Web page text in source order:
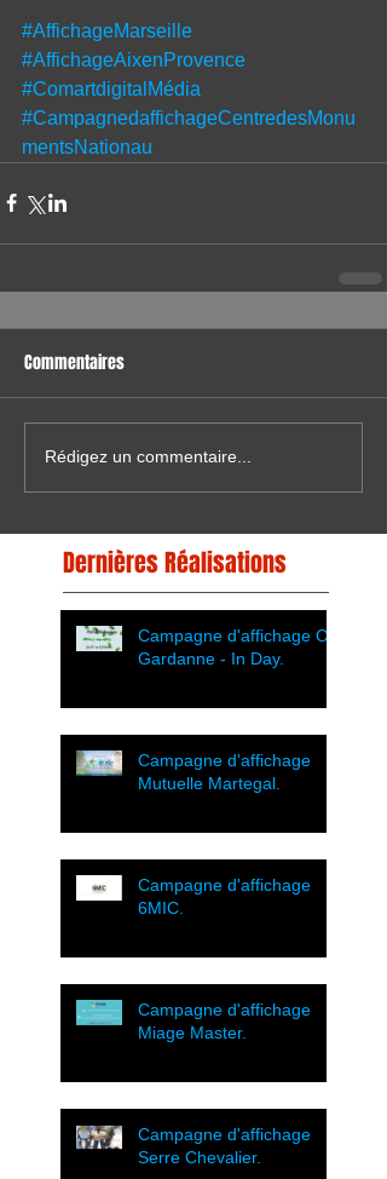
Dernières Réalisations
#AffichageMarseille
#AffichageAixenProvence
#ComartdigitalMédia
#CampagnedaffichageCentredesMonu
mentsNationau
Commentaires
Rédigez un commentaire...
Campagne d'affichage OT
Gardanne - In Day.
Campagne d'affichage
Mutuelle Martegal.
Campagne d'affichage
6MIC.
Campagne d'affichage
Miage Master.
Campagne d'affichage
Serre Chevalier.